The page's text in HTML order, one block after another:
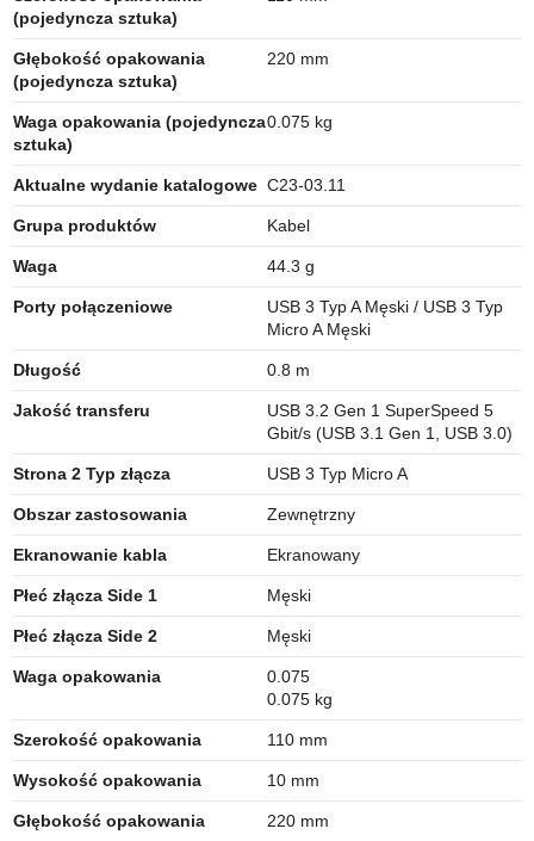
(pojedyncza sztuka)
Głębokość opakowania
(pojedyncza sztuka)
220 mm
Waga opakowania (pojedyncza
sztuka)
0.075 kg
Aktualne wydanie katalogowe C23-03.11
Grupa produktów Kabel
Waga 44.3 g
Porty połączeniowe
USB 3 Typ A Męski / USB 3 Typ
Micro A Męski
Długość 0.8 m
Jakość transferu
USB 3.2 Gen 1 SuperSpeed 5
Gbit/s (USB 3.1 Gen 1, USB 3.0)
Strona 2 Typ złącza USB 3 Typ Micro A
Obszar zastosowania Zewnętrzny
Ekranowanie kabla Ekranowany
Płeć złącza Side 1 Męski
Płeć złącza Side 2 Męski
Waga opakowania
0.075
0.075 kg
Szerokość opakowania 110 mm
Wysokość opakowania 10 mm
Głębokość opakowania 220 mm